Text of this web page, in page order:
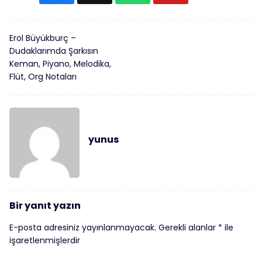
Erol Büyükburç –
Dudaklarımda Şarkısın
Keman, Piyano, Melodika,
Flüt, Org Notaları
yunus
Bir yanıt yazın
E-posta adresiniz yayınlanmayacak. Gerekli alanlar * ile
işaretlenmişlerdir